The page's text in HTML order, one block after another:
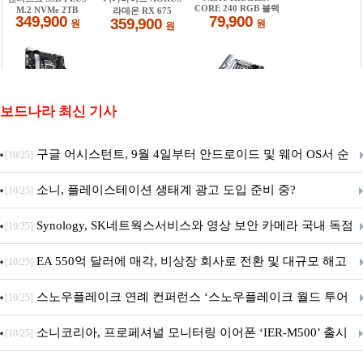
보드나라 최신 기사
[10/25] 구글 어시스턴트, 9월 4일부터 안드로이드 및 웨어 OS서 순
차 서비스 종료
[10/25] 소니, 플레이스테이션 생태계 광고 도입 준비 중?
[10/25] Synology, SK네트웍스서비스와 영상 보안 카메라 국내 독점
판매 파트너십 체결
[10/25] EA 550억 달러에 매각, 비상장 회사로 전환 및 대규모 해고
전망
[10/25] 스노우플레이크 연례 컨퍼런스 ‘스노우플레이크 월드 투어
서울’ 개최
[10/25] 소니코리아, 프로페셔널 모니터링 이어폰 ‘IER-M500’ 출시